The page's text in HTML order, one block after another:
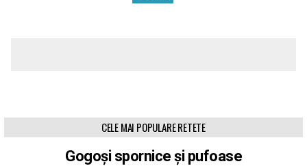
CELE MAI POPULARE RETETE
Gogoși spornice și pufoase